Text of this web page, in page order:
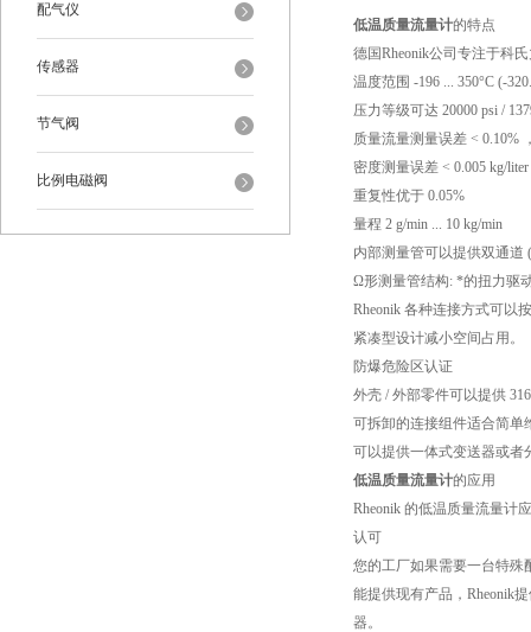
配气仪
传感器
节气阀
比例电磁阀
低温质量流量计的特点
德国Rheonik公司专注于科
温度范围 -196 ... 350°C (-
压力等级可达 20000 psi /
质量流量测量误差 < 0.10%
密度测量误差 < 0.005 kg/
重复性优于 0.05%
量程 2 g/min ... 10 kg/min
内部测量管可以提供双通道
Ω形测量管结构: *的扭力驱
Rheonik 各种连接方式可以
紧凑型设计减小空间占用。
防爆危险区认证
外壳 / 外部零件可以提供
可拆卸的连接组件适合简单
可以提供一体式变送器或者
低温质量流量计的应用
Rheonik 的低温质量流量计
认可
您的工厂如果需要一台特殊
能提供现有产品，Rheonik
器。